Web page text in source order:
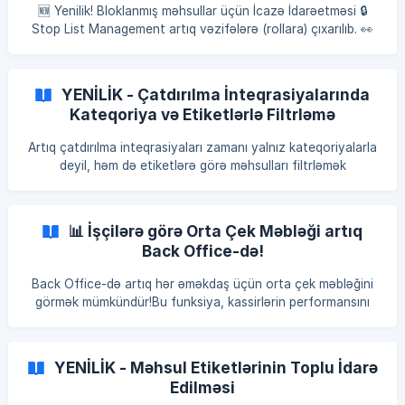
istənilən
🆕 Yenilik! Bloklanmış məhsullar üçün İcazə İdarəetməsi 🔒
Stop List Management artıq vəzifələrə (rollara) çıxarılıb. 👀
əməliyyatları yalnız icazəsi olan əməkdaşlar tərəfindən
həyata keçiriləcək. ⚙️ Bu yenilik: Daha təhlükəsiz idarəetmə
Səlahiyyətlərin düzgün bölüşdürülməsi Səhv dəyişikliklərin
üç
YENİLİK - Çatdırılma İnteqrasiyalarında
Kateqoriya və Etiketlərlə Filtrləmə
Artıq çatdırılma inteqrasiyaları zamanı yalnız kateqoriyalarla
deyil, həm də etiketlərə görə məhsulları filtrləmək
Seçilən kateqoriya və etiketlərə uyğun məhsullar
inteqrasiya olunacaq, bu da məhsul seçimlərini daha dəqiq
və çevik şəkildə idarə etməyə imkan verəcək.
📊 İşçilərə görə Orta Çek Məbləği artıq
Back Office-də!
Back Office-də artıq hər əməkdaş üçün orta çek məbləğini
görmək mümkündür!Bu funksiya, kassirlərin performansını
Statistikalar → Hesabatlar → İşçilər Yeni sütun: Orta çek
məbləği (₼) İstədiyiniz əməkdaşa görə artan və ya azalan
sıralama edə bilərsiniz. 🧮 Hesablama qaydası: Orta çek
YENİLİK - Məhsul Etiketlərinin Toplu İdarə
Edilməsi